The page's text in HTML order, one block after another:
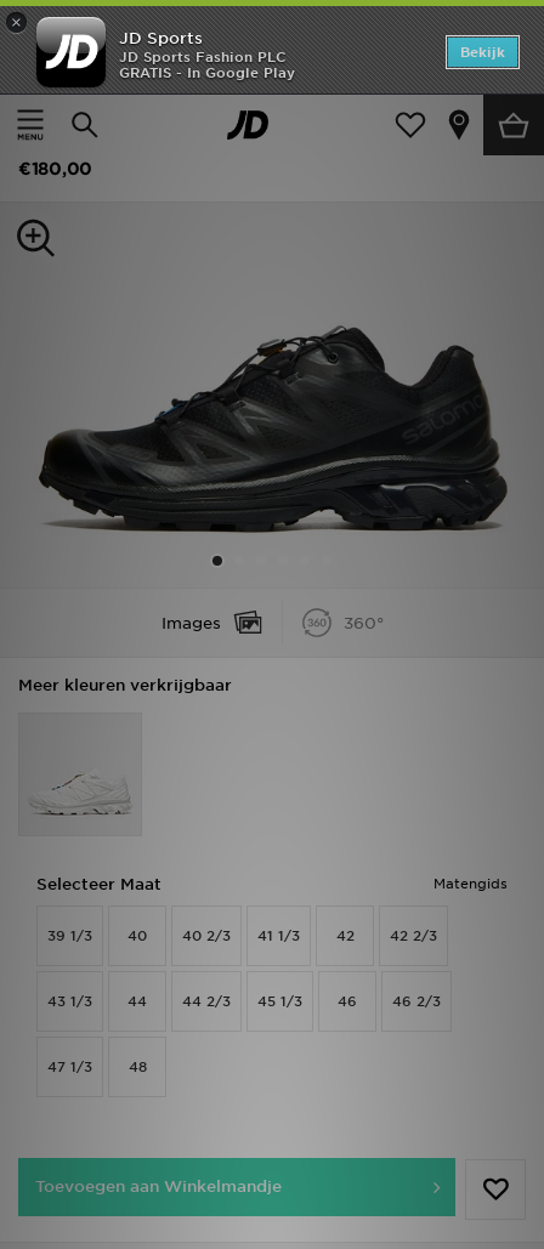
×
JD Sports
JD Sports Fashion PLC
GRATIS - In Google Play
Bekijk
Thuis
Heren Herenschoenen Hardloopschoenen
Salomon XT-6
€180,00
Images 360°
Meer kleuren verkrijgbaar
Matengids
Selecteer Maat
39 1/3 40 40 2/3 41 1/3 42 42 2/3
43 1/3 44 44 2/3 45 1/3 46 46 2/3
47 1/3 48
Toevoegen aan Winkelmandje
Home
Offers
Dames
Voetbal
Sports
Download de app
Wie wij zijn